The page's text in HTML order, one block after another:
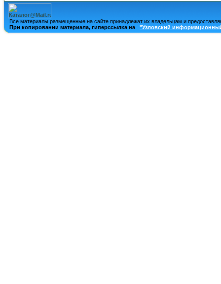
Все материалы размещенные на сайте принадлежат их владельцам и
При копировании материала, гиперссылка на
"Узловский